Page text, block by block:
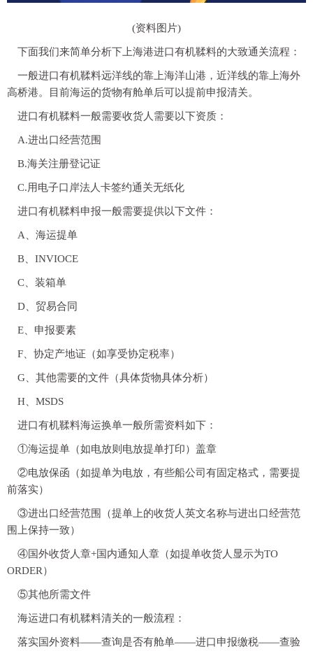
(资料图片)
下面我们来简单分析下上海港进口有机鞣料的大致通关流程：
一般进口有机鞣料远洋线的靠上海洋山港，近洋线的靠上海外
高桥港。目前海运的货物有舱单后可以提前申报清关。
进口有机鞣料一般需要收货人需要以下资质：
A.进出口经营范围
B.海关注册登记证
C.用电子口岸法人卡签约通关无纸化
进口有机鞣料申报一般需要提供以下文件：
A、海运提单
B、INVIOCE
C、装箱单
D、贸易合同
E、申报要素
F、协定产地证（如享受协定税率）
G、其他需要的文件（具体货物具体分析）
H、MSDS
进口有机鞣料海运换单一般所需资料如下：
①海运提单（如电放则电放提单打印）盖章
②电放保函（如提单为电放，有些船公司有固定格式，需要提
前落实）
③进出口经营范围（提单上的收货人英文名称与进出口经营范
围上保持一致）
④国外收货人章+国内通知人章（如提单收货人显示为TO
ORDER）
⑤其他所需文件
海运进口有机鞣料清关的一般流程：
落实国外资料——查询是否有舱单——进口申报缴税——查验